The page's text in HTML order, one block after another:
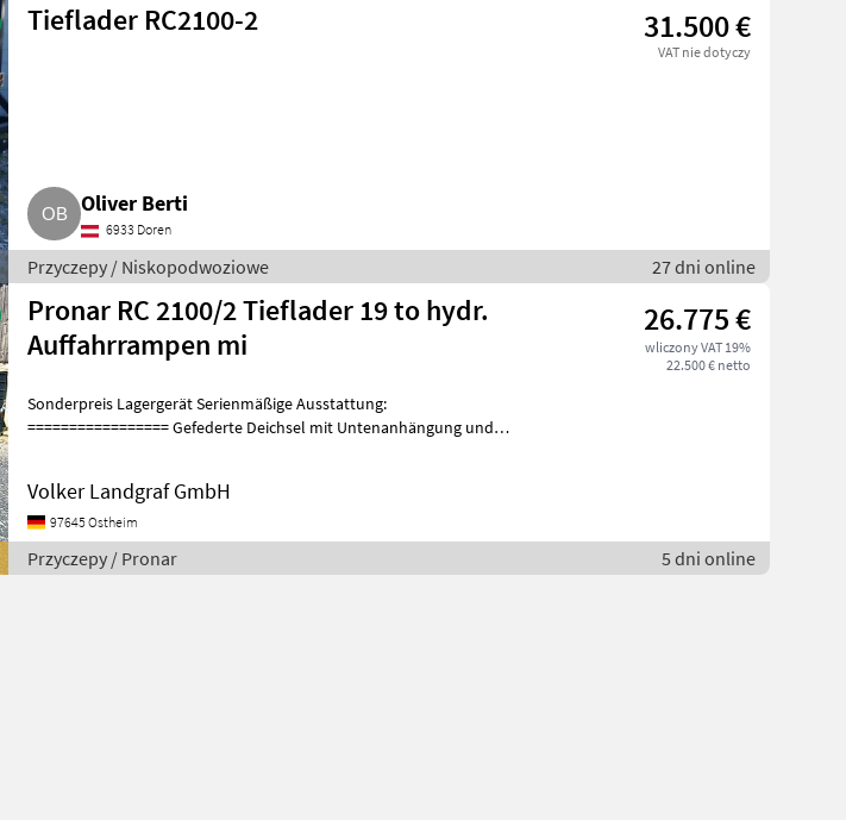
Tieflader RC2100-2 31.500 €
VAT nie dotyczy
Oliver Berti
6933 Doren
Przyczepy / Niskopodwoziowe 27 dni online
Pronar RC 2100/2 Tieflader 19 to hydr.
Auffahrrampen mi
26.775 €
wliczony VAT 19%
22.500 € netto
Sonderpreis Lagergerät Serienmäßige Ausstattung:
================= Gefederte Deichsel mit Untenanhängung und
Volker Landgraf GmbH
97645 Ostheim
Przyczepy / Pronar 5 dni online